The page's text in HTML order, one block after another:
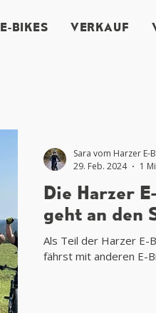
E-BIKES VERKAUF
Die Harzer
geht an den
Als Teil der Harzer E-
fährst mit anderen E-
Sara vom Harzer E-
29. Feb. 2024
1